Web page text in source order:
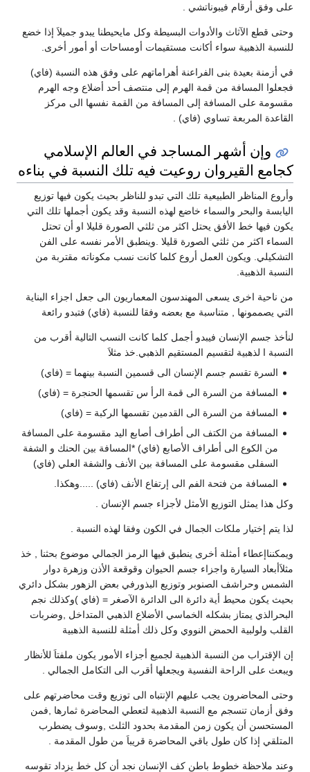
البسيطة وكل مايحيطنا يبدو جميلاَ إذا خضع
مستقيمات أومساحات أو أمور أخرى.
أهراماتهم على وفق هذه النسبة (فاي)
إلى منتصف أحد أضلاع وجه الهرم
المسافة من القمة نفسها الى مركز
.
في العالم الإسلامي
فيه تلك النسبة في بناءه
التي تبدو للناظر بحيث يكون فيها توزيع
لهذه النسبة وقد يكون أجملها تلك التي
من ثلثي الصورة قليلا او أن تحتل
قليلا .وينطبق الأمر نفسه على الفن
كلما كانت نسب مكوناته مقتربة من
المعماريون الى جعل اجزاء البناية
بعضه وفقا للنسبة (فاي) فتبدو رائعة
كلما كانت النسب التالية أقرب من
الذهبي.خذ مثلاَ
الى قسمين النسبة بينهما = (فاي)
قمة الرأ س تقسمها الحنجرة = (فاي)
القدمين تقسمها الركبة = (فاي)
أطراف أصابع اليد مقسومة على المسافة
(فاي) *المسافة بين الحنك و الشفة
بين الأنف والشفة العلي (فاي)
الى إرتفاع الأنف (فاي) .....وهكذا.
لأجزاء جسم الإنسان .
في الكون وفقا لهذه النسبة .
فيها الرمز الجمالي موضوع بحثنا , خذ
جسم الحيوان وقوقعة الأذن وزهرة دوار
البذورفي بعض الزهور بشكل دائري
الى الدائرة الآصغر = (فاي )وكذلك نجم
الأضلاع الذهبي المتداخل ,وضربات
وكل ذلك أمثلة للنسبة الذهبية
لجميع أجزاء الأمور يكون ملفتاَ للأنظار
ويجعلها أقرب الى التكامل الجمالي .
الإنتباه الى توزيع وقت محاضرتهم على
الذهبية لتعطي المحاضرة ثمارها ,فمن
بحدود الثلث ,وسوف يضطرب
المحاضرة قريباَ من طول المقدمة .
كف الإنسان نجد أن كل خط يزداد تقوسه